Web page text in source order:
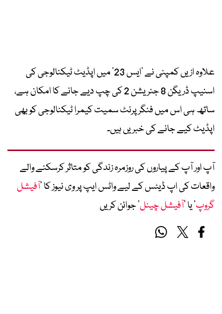
علاوہ ازیں کمپنی نے ’ایس 23‘ میں اپڈیٹ ٹیکنالوجی کی
اسنیپ ڈریگن 8 جنریشن 2 کی چپ دیے جانے کا امکان ہے،
ساتھ ہی اس میں فنگر پرنٹ سمیت کیمرا ٹیکنالوجی کو بھی
اپڈیٹ کیے جانے کی خبریں ہیں۔
آپ اور آپ کے پیاروں کی روزمرہ زندگی کو متاثر کرسکنے والے
واقعات کی اپ ڈیٹس کے لیے واٹس ایپ پر وی نیوز کا ’آفیشل
گروپ‘ یا ’آفیشل چینل‘ جوائن کریں